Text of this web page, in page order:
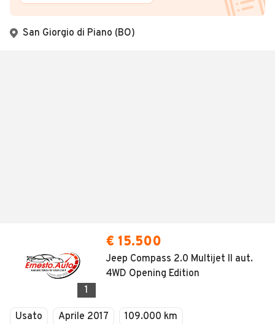
San Giorgio di Piano (BO)
1
€ 15.500
Jeep Compass 2.0 Multijet II aut.
4WD Opening Edition
Usato Aprile 2017
109.000 km